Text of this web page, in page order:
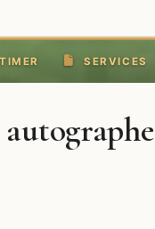
SERVICES